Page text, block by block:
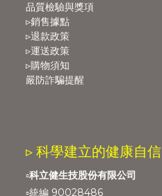
品質檢驗與獎項
▹銷售據點
▹退款政策
▹運送政策
▹購物須知
嚴防詐騙提醒
▹ 科學建立的健康自信
▫️科立健生技股份有限公司
▫️統編 90028486